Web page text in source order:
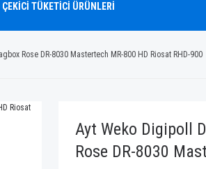
TÜKETİCİ ÜRÜNLERİ
Rose DR-8030 Mastertech MR-800 HD Riosat RHD-900
Ayt Weko Digipoll
Rose DR-8030